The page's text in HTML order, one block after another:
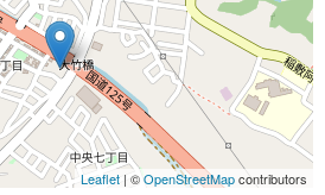
Leaflet | ©OpenStreetMapcontributors